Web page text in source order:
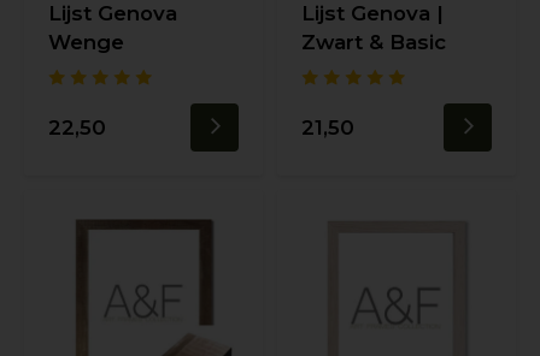
Lijst Genova
Wenge
22,50
Lijst Genova |
Zwart & Basic
21,50